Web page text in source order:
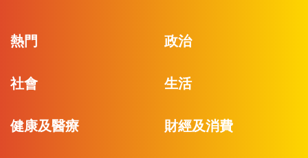
熱門 政治
社會 生活
健康及醫療 財經及消費